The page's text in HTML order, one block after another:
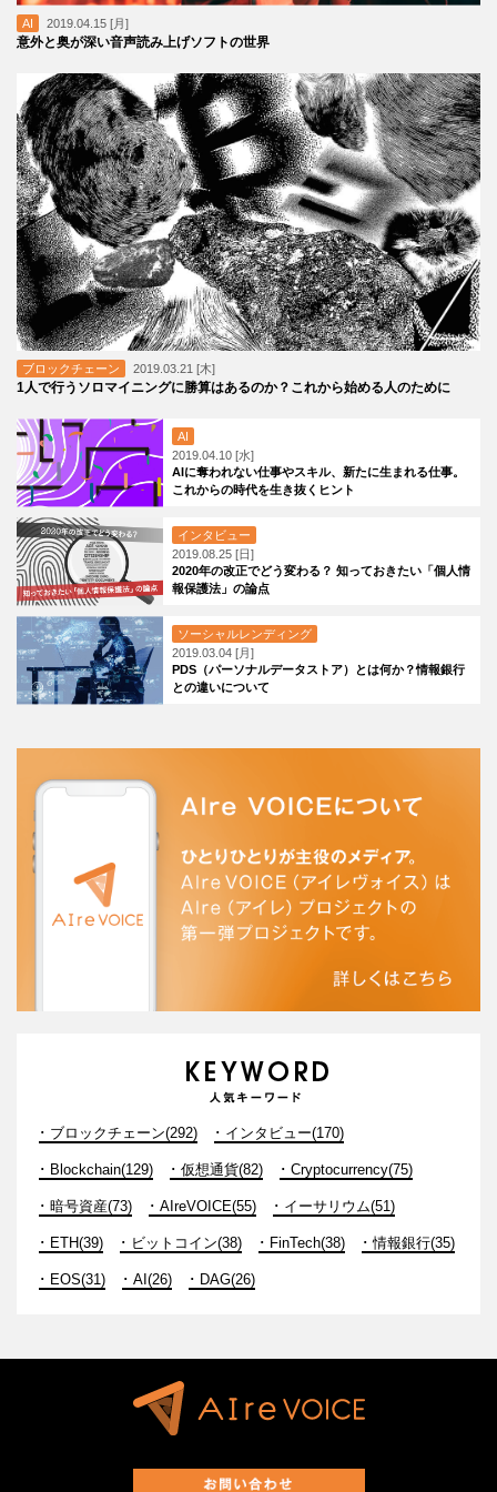
AI 2019.04.15 [月]
意外と奥が深い音声読み上げソフトの世界
ブロックチェーン 2019.03.21 [木]
1人で行うソロマイニングに勝算はあるのか？これから始める人のために
AI
2019.04.10 [水]
AIに奪われない仕事やスキル、新たに生まれる仕事。
これからの時代を生き抜くヒント
インタビュー
2019.08.25 [日]
2020年の改正でどう変わる？ 知っておきたい「個人情
報保護法」の論点
ソーシャルレンディング
2019.03.04 [月]
PDS（パーソナルデータストア）とは何か？情報銀行
との違いについて
ブロックチェーン(292) インタビュー(170)
Blockchain(129) 仮想通貨(82) Cryptocurrency(75)
暗号資産(73) AIreVOICE(55) イーサリウム(51)
ETH(39) ビットコイン(38) FinTech(38) 情報銀行(35)
EOS(31) AI(26) DAG(26)